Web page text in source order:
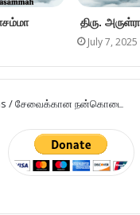
திரு.
July 7, 2025
/ சேவைக்கான நன்கொடை